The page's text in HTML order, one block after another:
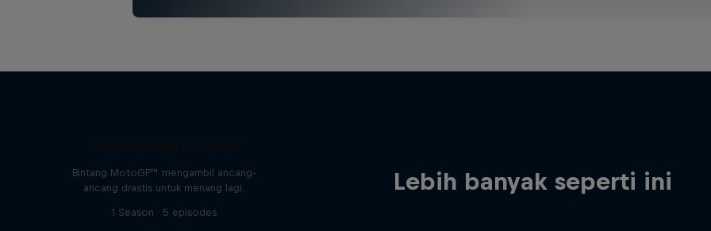
Lebih banyak seperti ini
Bintang MotoGP™ mengambil ancang-
ancang drastis untuk menang lagi.
1 Season · 5 episodes